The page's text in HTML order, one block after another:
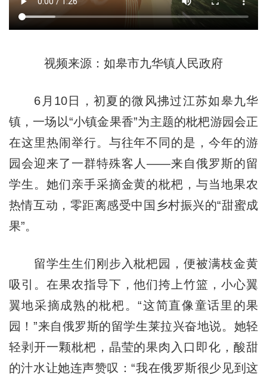
视频来源：如皋市九华镇人民政府
6月10日，初夏的微风拂过江苏如皋九华
镇，一场以“小镇金果香”为主题的枇杷游园会正
在这里热闹举行。与往年不同的是，今年的游
园会迎来了一群特殊客人——来自俄罗斯的留
学生。她们亲手采摘金黄的枇杷，与当地果农
热情互动，零距离感受中国乡村振兴的“甜蜜成
果”。
留学生生们刚步入枇杷园，便被满枝金黄
吸引。在果农指导下，他们挎上竹篮，小心翼
翼地采摘成熟的枇杷。“这简直像童话里的果
园！”来自俄罗斯的留学生莱拉兴奋地说。她轻
轻剥开一颗枇杷，晶莹的果肉入口即化，酸甜
的汁水让她连声赞叹：“我在俄罗斯很少见到这